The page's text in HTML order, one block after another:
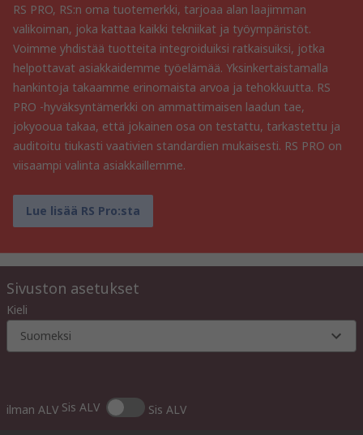
RS PRO, RS:n oma tuotemerkki, tarjoaa alan laajimman
valikoiman, joka kattaa kaikki tekniikat ja työympäristöt.
Voimme yhdistää tuotteita integroiduiksi ratkaisuiksi, jotka
helpottavat asiakkaidemme työelämää. Yksinkertaistamalla
hankintoja takaamme erinomaista arvoa ja tehokkuutta. RS
PRO -hyväksyntämerkki on ammattimaisen laadun tae,
jokyooua takaa, että jokainen osa on testattu, tarkastettu ja
auditoitu tiukasti vaativien standardien mukaisesti. RS PRO on
viisaampi valinta asiakkaillemme.
Lue lisää RS Pro:sta
Sivuston asetukset
Kieli
Suomeksi
ilman ALV Sis ALV Sis ALV